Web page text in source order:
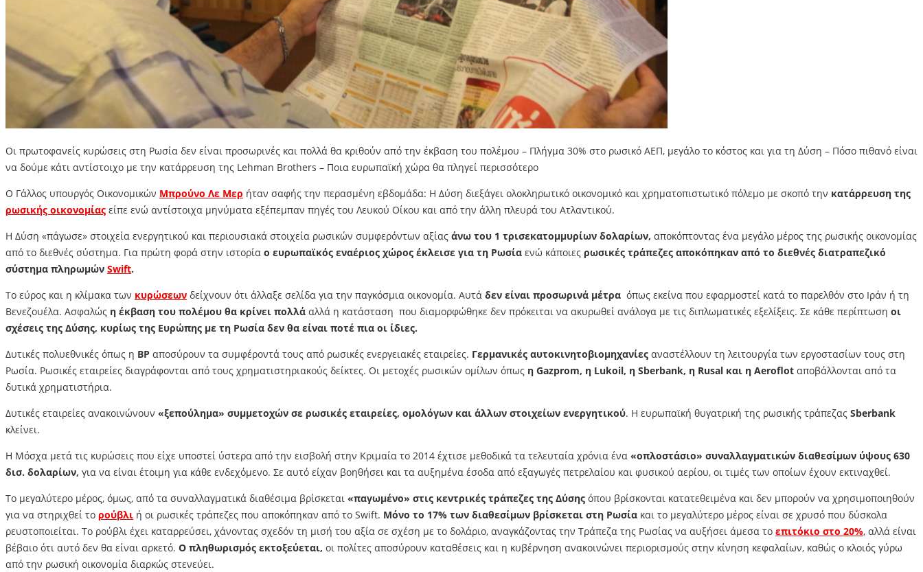
Οι πρωτοφανείς κυρώσεις στη Ρωσία δεν είναι προσωρινές και πολλά θα κριθούν από την έκβαση του πολέμου – Πλήγμα 30% στο ρωσικό ΑΕΠ, μεγάλο το κόστος και για τη Δύση – Πόσο πιθανό είναι
να δούμε κάτι αντίστοιχο με την κατάρρευση της Lehman Brothers – Ποια ευρωπαϊκή χώρα θα πληγεί περισσότερο
O Γάλλος υπουργός Οικονομικών Μπρούνο Λε Mερ ήταν σαφής την περασμένη εβδομάδα: Η Δύση διεξάγει ολοκληρωτικό οικονομικό και χρηματοπιστωτικό πόλεμο με σκοπό την κατάρρευση της
ρωσικής οικονομίας είπε ενώ αντίστοιχα μηνύματα εξέπεμπαν πηγές του Λευκού Οίκου και από την άλλη πλευρά του Ατλαντικού.
Η Δύση «πάγωσε» στοιχεία ενεργητικού και περιουσιακά στοιχεία ρωσικών συμφερόντων αξίας άνω του 1 τρισεκατομμυρίων δολαρίων, αποκόπτοντας ένα μεγάλο μέρος της ρωσικής οικονομίας
από το διεθνές σύστημα. Για πρώτη φορά στην ιστορία ο ευρωπαϊκός εναέριος χώρος έκλεισε για τη Ρωσία ενώ κάποιες ρωσικές τράπεζες αποκόπηκαν από το διεθνές διατραπεζικό
σύστημα πληρωμών Swift.
Το εύρος και η κλίμακα των κυρώσεων δείχνουν ότι άλλαξε σελίδα για την παγκόσμια οικονομία. Αυτά δεν είναι προσωρινά μέτρα όπως εκείνα που εφαρμοστεί κατά το παρελθόν στο Ιράν ή τη
Βενεζουέλα. Ασφαλώς η έκβαση του πολέμου θα κρίνει πολλά αλλά η κατάσταση που διαμορφώθηκε δεν πρόκειται να ακυρωθεί ανάλογα με τις διπλωματικές εξελίξεις. Σε κάθε περίπτωση οι
σχέσεις της Δύσης, κυρίως της Ευρώπης με τη Ρωσία δεν θα είναι ποτέ πια οι ίδιες.
Δυτικές πολυεθνικές όπως η BP αποσύρουν τα συμφέροντά τους από ρωσικές ενεργειακές εταιρείες. Γερμανικές αυτοκινητοβιομηχανίες αναστέλλουν τη λειτουργία των εργοστασίων τους στη
Ρωσία. Ρωσικές εταιρείες διαγράφονται από τους χρηματιστηριακούς δείκτες. Οι μετοχές ρωσικών ομίλων όπως η Gazprom, η Lukoil, η Sberbank, η Rusal και η Aeroflot αποβάλλονται από τα
δυτικά χρηματιστήρια.
Δυτικές εταιρείες ανακοινώνουν «ξεπούλημα» συμμετοχών σε ρωσικές εταιρείες, ομολόγων και άλλων στοιχείων ενεργητικού. Η ευρωπαϊκή θυγατρική της ρωσικής τράπεζας Sberbank
κλείνει.
Η Μόσχα μετά τις κυρώσεις που είχε υποστεί ύστερα από την εισβολή στην Κριμαία το 2014 έχτισε μεθοδικά τα τελευταία χρόνια ένα «οπλοστάσιο» συναλλαγματικών διαθεσίμων ύψους 630
δισ. δολαρίων, για να είναι έτοιμη για κάθε ενδεχόμενο. Σε αυτό είχαν βοηθήσει και τα αυξημένα έσοδα από εξαγωγές πετρελαίου και φυσικού αερίου, οι τιμές των οποίων έχουν εκτιναχθεί.
Το μεγαλύτερο μέρος, όμως, από τα συναλλαγματικά διαθέσιμα βρίσκεται «παγωμένο» στις κεντρικές τράπεζες της Δύσης όπου βρίσκονται κατατεθειμένα και δεν μπορούν να χρησιμοποιηθούν
για να στηριχθεί το ρούβλι ή οι ρωσικές τράπεζες που αποκόπηκαν από το Swift. Μόνο το 17% των διαθεσίμων βρίσκεται στη Ρωσία και το μεγαλύτερο μέρος είναι σε χρυσό που δύσκολα
ρευστοποιείται. Το ρούβλι έχει καταρρεύσει, χάνοντας σχεδόν τη μισή του αξία σε σχέση με το δολάριο, αναγκάζοντας την Τράπεζα της Ρωσίας να αυξήσει άμεσα το επιτόκιο στο 20%, αλλά είναι
βέβαιο ότι αυτό δεν θα είναι αρκετό. Ο πληθωρισμός εκτοξεύεται, οι πολίτες αποσύρουν καταθέσεις και η κυβέρνηση ανακοινώνει περιορισμούς στην κίνηση κεφαλαίων, καθώς ο κλοιός γύρω
από την ρωσική οικονομία διαρκώς στενεύει.